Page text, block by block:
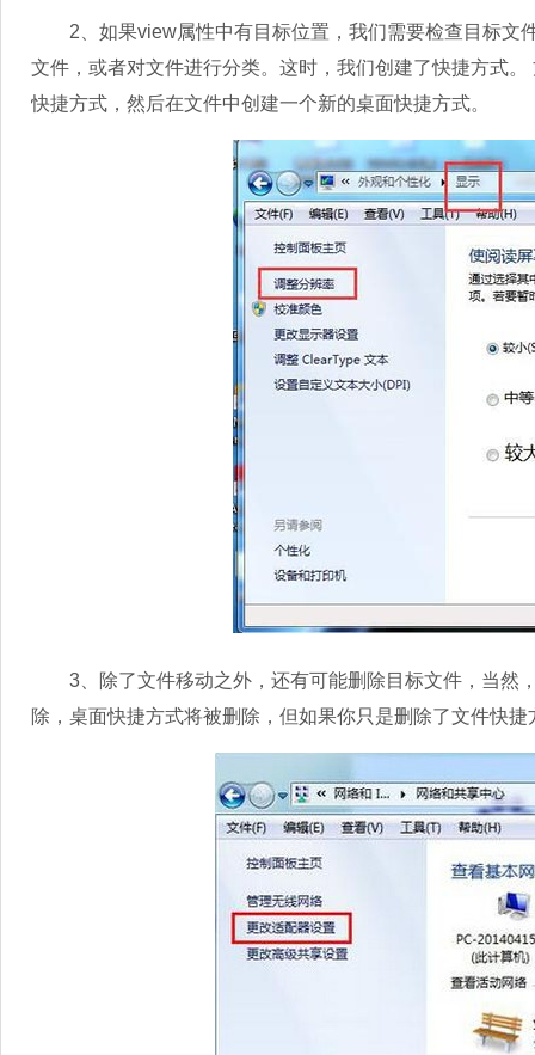
2、如果view属性中有目标位置，我们需要检查目标文
文件，或者对文件进行分类。这时，我们创建了快捷方式
快捷方式，然后在文件中创建一个新的桌面快捷方式。
3、除了文件移动之外，还有可能删除目标文件，当然
除，桌面快捷方式将被删除，但如果你只是删除了文件快